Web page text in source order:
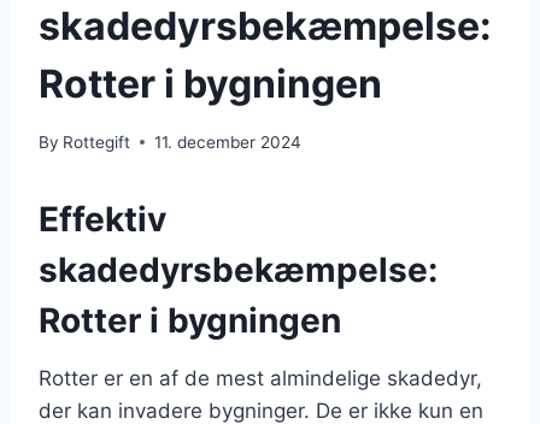
skadedyrsbekæmpelse:
Rotter i bygningen
By Rottegift 11. december 2024
Effektiv
skadedyrsbekæmpelse:
Rotter i bygningen
Rotter er en af de mest almindelige skadedyr,
der kan invadere bygninger. De er ikke kun en